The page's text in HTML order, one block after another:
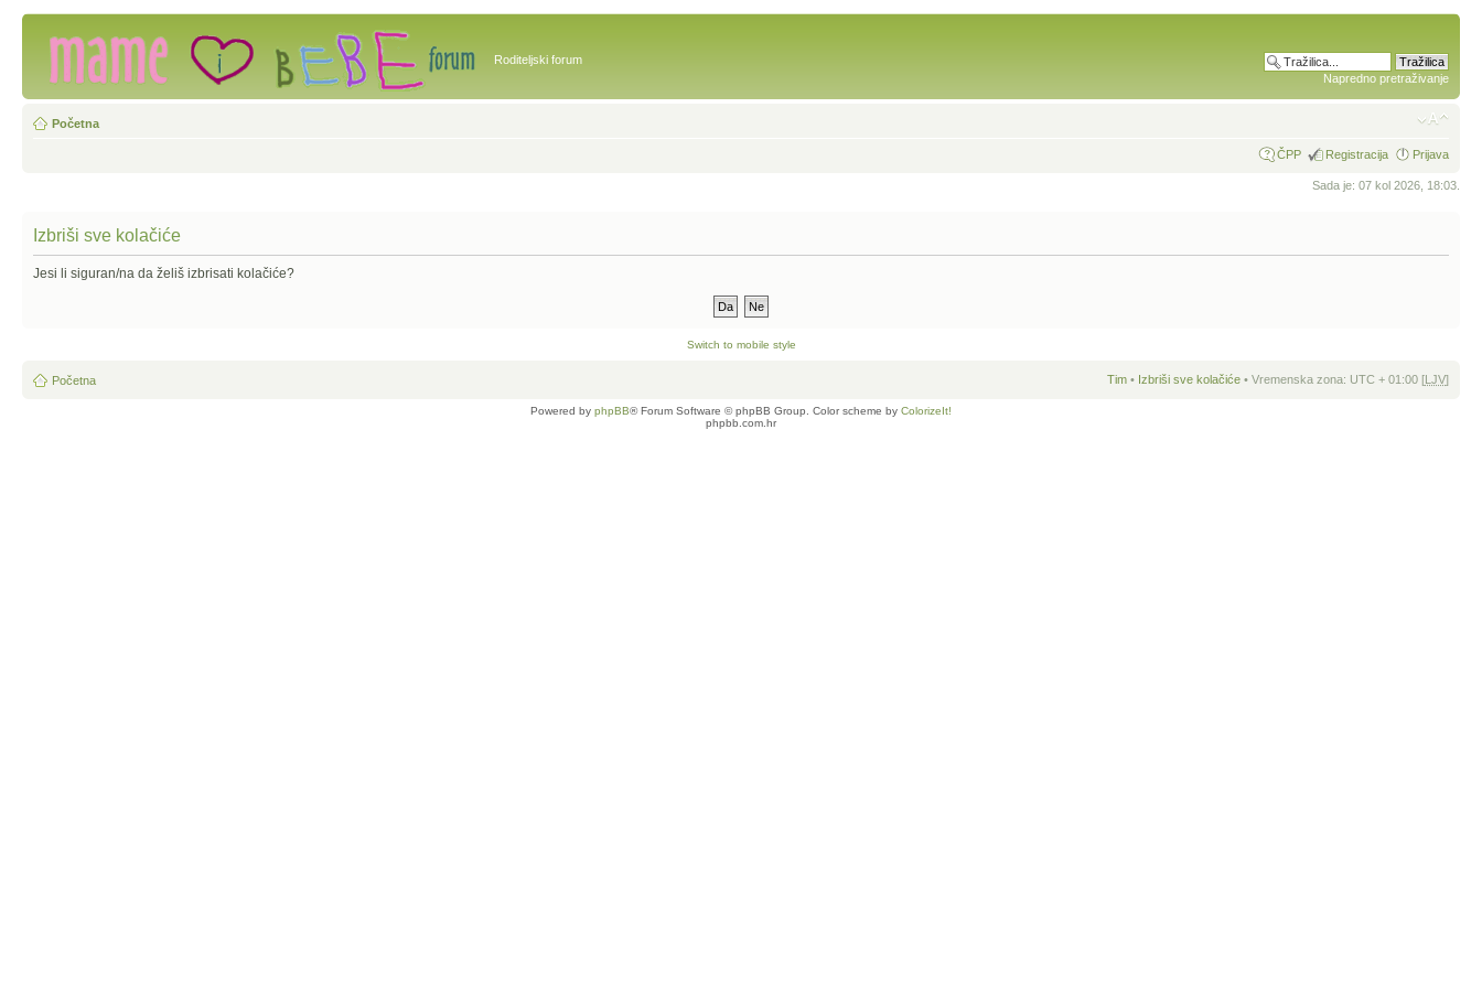
Roditeljski forum
Napredno pretraživanje
Početna
ČPP Registracija Prijava
Sada je: 07 kol 2026, 18:03.
Izbriši sve kolačiće
Jesi li siguran/na da želiš izbrisati kolačiće?
Switch to mobile style
Početna Tim • Izbriši sve kolačiće • Vremenska zona: UTC + 01:00 [LJV]
Powered by phpBB® Forum Software © phpBB Group. Color scheme by ColorizeIt!
phpbb.com.hr